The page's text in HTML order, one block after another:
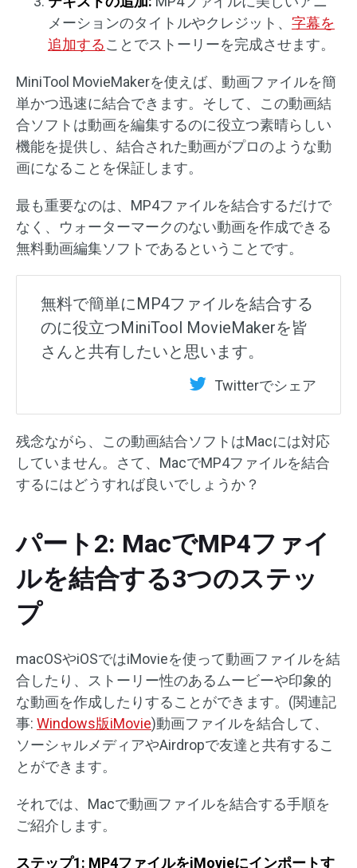
メーションのタイトルやクレジット、 字幕を
追加することでストーリーを完成させます。
MiniTool MovieMakerを使えば、動画ファイルを簡
単かつ迅速に結合できます。そして、この動画結
合ソフトは動画を編集するのに役立つ素晴らしい
機能を提供し、結合された動画がプロのような動
画になることを保証します。
最も重要なのは、MP4ファイルを結合するだけで
なく、ウォーターマークのない動画を作成できる
無料動画編集ソフトであるということです。
無料で簡単にMP4ファイルを結合する
のに役立つMiniTool MovieMakerを皆
さんと共有したいと思います。
Twitterでシェア
残念ながら、この動画結合ソフトはMacには対応
していません。さて、MacでMP4ファイルを結合
するにはどうすれば良いでしょうか？
パート2: MacでMP4ファイ
ルを結合する3つのステッ
プ
macOSやiOSではiMovieを使って動画ファイルを結
合したり、ストーリー性のあるムービーや印象的
な動画を作成したりすることができます。(関連記
事: Windows版iMovie)動画ファイルを結合して、
ソーシャルメディアやAirdropで友達と共有するこ
とができます。
それでは、Macで動画ファイルを結合する手順を
ご紹介します。
ステップ1: MP4ファイルをiMovieにインポートす